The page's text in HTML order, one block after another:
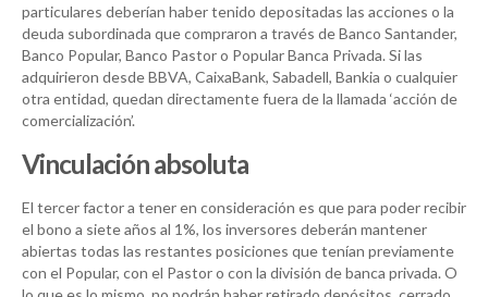
particulares deberían haber tenido depositadas las acciones o la
deuda subordinada que compraron a través de Banco Santander,
Banco Popular, Banco Pastor o Popular Banca Privada. Si las
adquirieron desde BBVA, CaixaBank, Sabadell, Bankia o cualquier
otra entidad, quedan directamente fuera de la llamada ‘acción de
comercialización’.
Vinculación absoluta
El tercer factor a tener en consideración es que para poder recibir
el bono a siete años al 1%, los inversores deberán mantener
abiertas todas las restantes posiciones que tenían previamente
con el Popular, con el Pastor o con la división de banca privada. O